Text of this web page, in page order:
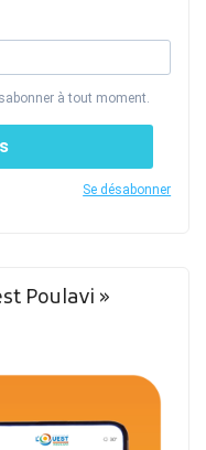
à tout moment.
Se désabonner
Poulavi »